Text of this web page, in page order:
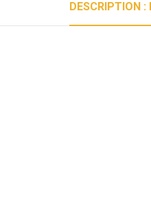
DESCRIPTION :